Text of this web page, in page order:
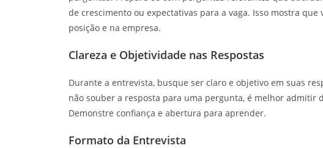
de crescimento ou expectativas para a vaga. Isso mostra
posição e na empresa.
Clareza e Objetividade nas Respostas
Durante a entrevista, busque ser claro e objetivo em suas
não souber a resposta para uma pergunta, é melhor admitir
Demonstre confiança e abertura para aprender.
Formato da Entrevista